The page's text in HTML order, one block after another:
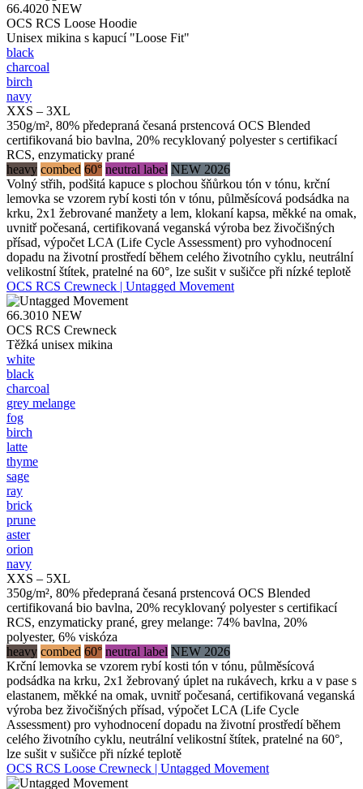
66.4020 NEW
OCS RCS Loose Hoodie
Unisex mikina s kapucí "Loose Fit"
black
charcoal
birch
navy
XXS – 3XL
350g/m², 80% předepraná česaná prstencová OCS Blended
certifikovaná bio bavlna, 20% recyklovaný polyester s certifikací
RCS, enzymaticky prané
heavy combed 60° neutral label NEW 2026
Volný střih, podšitá kapuce s plochou šňůrkou tón v tónu, krční
lemovka se vzorem rybí kosti tón v tónu, půlměsícová podsádka na
krku, 2x1 žebrované manžety a lem, klokaní kapsa, měkké na omak,
uvnitř počesaná, certifikovaná veganská výroba bez živočišných
přísad, výpočet LCA (Life Cycle Assessment) pro vyhodnocení
dopadu na životní prostředí během celého životního cyklu, neutrální
velikostní štítek, pratelné na 60°, lze sušit v sušičce při nízké teplotě
OCS RCS Crewneck | Untagged Movement
66.3010 NEW
OCS RCS Crewneck
Těžká unisex mikina
white
black
charcoal
grey melange
fog
birch
latte
thyme
sage
ray
brick
prune
aster
orion
navy
XXS – 5XL
350g/m², 80% předepraná česaná prstencová OCS Blended
certifikovaná bio bavlna, 20% recyklovaný polyester s certifikací
RCS, enzymaticky prané, grey melange: 74% bavlna, 20%
polyester, 6% viskóza
heavy combed 60° neutral label NEW 2026
Krční lemovka se vzorem rybí kosti tón v tónu, půlměsícová
podsádka na krku, 2x1 žebrovaný úplet na rukávech, krku a v pase s
elastanem, měkké na omak, uvnitř počesaná, certifikovaná veganská
výroba bez živočišných přísad, výpočet LCA (Life Cycle
Assessment) pro vyhodnocení dopadu na životní prostředí během
celého životního cyklu, neutrální velikostní štítek, pratelné na 60°,
lze sušit v sušičce při nízké teplotě
OCS RCS Loose Crewneck | Untagged Movement